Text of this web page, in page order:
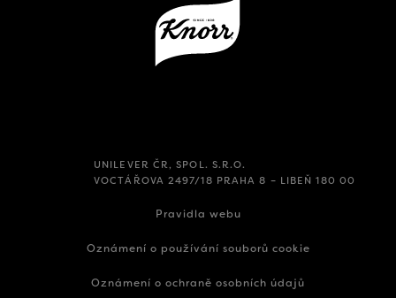
UNILEVER ČR, SPOL. S.R.O.
VOCTÁŘOVA 2497/18 PRAHA 8 – LIBEŇ 180 00
Pravidla webu
Oznámení o používání souborů cookie
Oznámení o ochraně osobních údajů